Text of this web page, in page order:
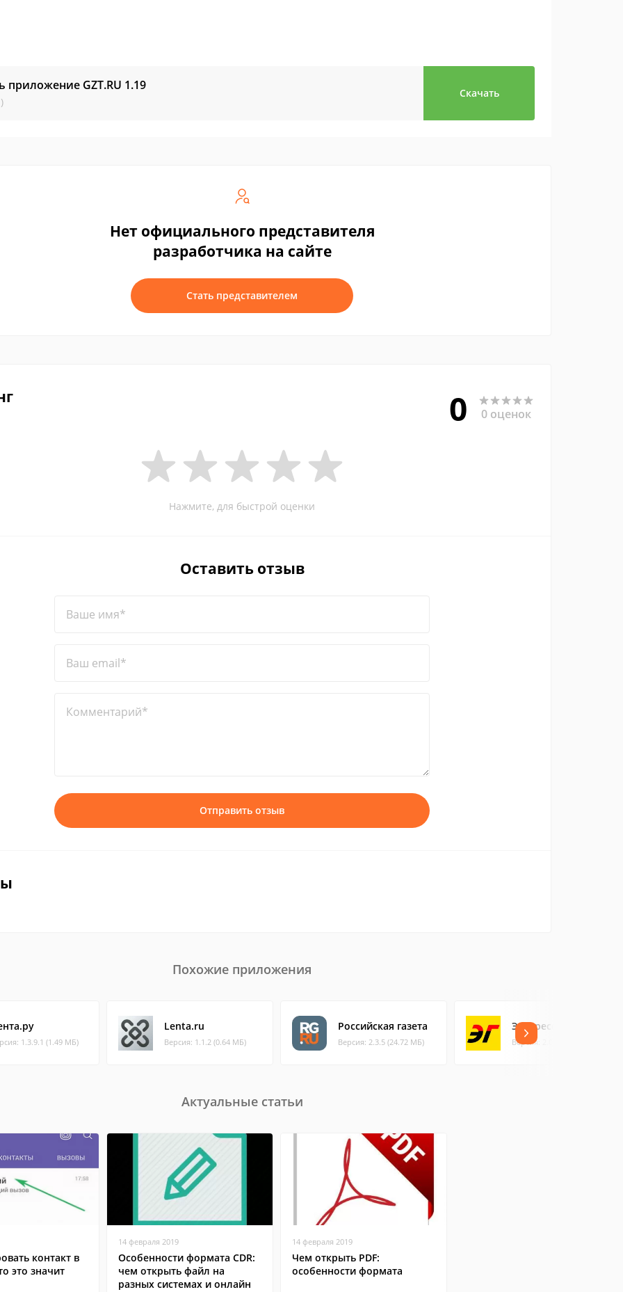
приложение GZT.RU 1.19
Скачать
Нет официального представителя
разработчика на сайте
Стать представителем
0 0 оценок
Нажмите, для быстрой оценки
Оставить отзыв
Ваше имя*
Ваш email*
Комментарий*
Отправить отзыв
Похожие приложения
1.3.9.1 (1.49 МБ)
Lenta.ru
Версия: 1.1.2 (0.64 МБ)
Российская газета
Версия: 2.3.5 (24.72 МБ)
Экспресс газета
Версия: 2.0.38 (3.47 МБ)
Актуальные статьи
контакт в
это значит
14 февраля 2019
Особенности формата CDR:
чем открыть файл на
разных системах и онлайн
14 февраля 2019
Чем открыть PDF:
особенности формата